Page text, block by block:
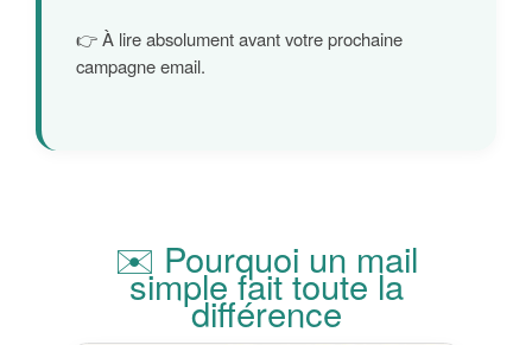
👉 À lire absolument avant votre prochaine
campagne email.
✉️ Pourquoi un mail
simple fait toute la
différence